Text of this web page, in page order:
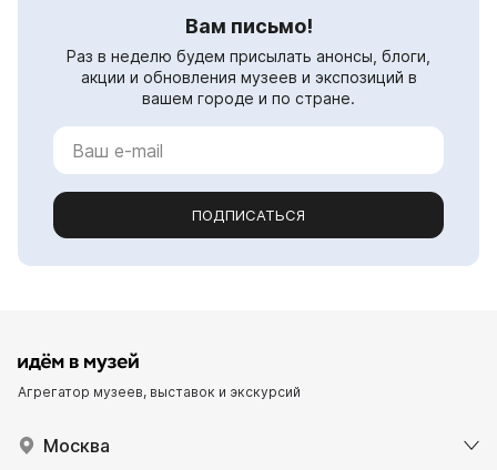
Вам письмо!
Раз в неделю будем присылать анонсы, блоги,
акции и обновления музеев и экспозиций в
вашем городе и по стране.
ПОДПИСАТЬСЯ
Агрегатор музеев, выставок и экскурсий
Москва